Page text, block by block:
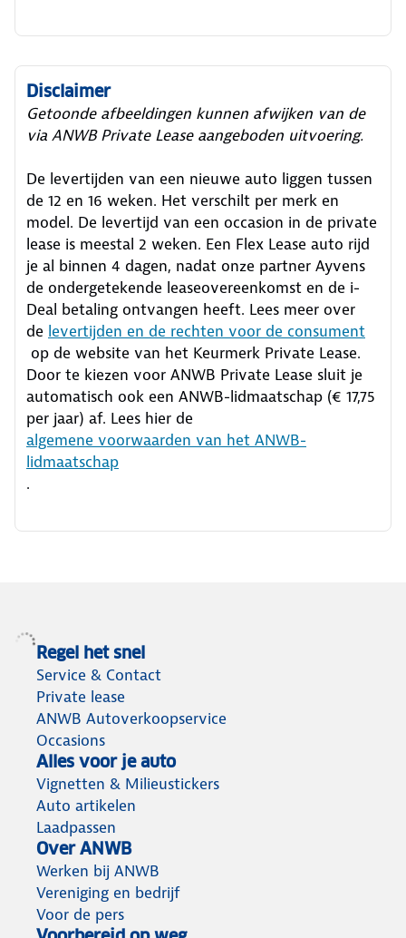
Disclaimer
Getoonde afbeeldingen kunnen afwijken van de
via ANWB Private Lease aangeboden uitvoering.
De levertijden van een nieuwe auto liggen tussen
de 12 en 16 weken. Het verschilt per merk en
model. De levertijd van een occasion in de private
lease is meestal 2 weken. Een Flex Lease auto rijd
je al binnen 4 dagen, nadat onze partner Ayvens
de ondergetekende leaseovereenkomst en de i-
Deal betaling ontvangen heeft. Lees meer over
de levertijden en de rechten voor de consument
op de website van het Keurmerk Private Lease.
Door te kiezen voor ANWB Private Lease sluit je
automatisch ook een ANWB-lidmaatschap (€ 17,75
per jaar) af. Lees hier de
algemene voorwaarden van het ANWB-
lidmaatschap
.
Regel het snel
Service & Contact
Private lease
ANWB Autoverkoopservice
Occasions
Alles voor je auto
Vignetten & Milieustickers
Auto artikelen
Laadpassen
Over ANWB
Werken bij ANWB
Vereniging en bedrijf
Voor de pers